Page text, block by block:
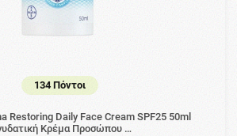
134 Πόντοι
Restoring Daily Face Cream SPF25 50ml
Κρέμα Προσώπου …